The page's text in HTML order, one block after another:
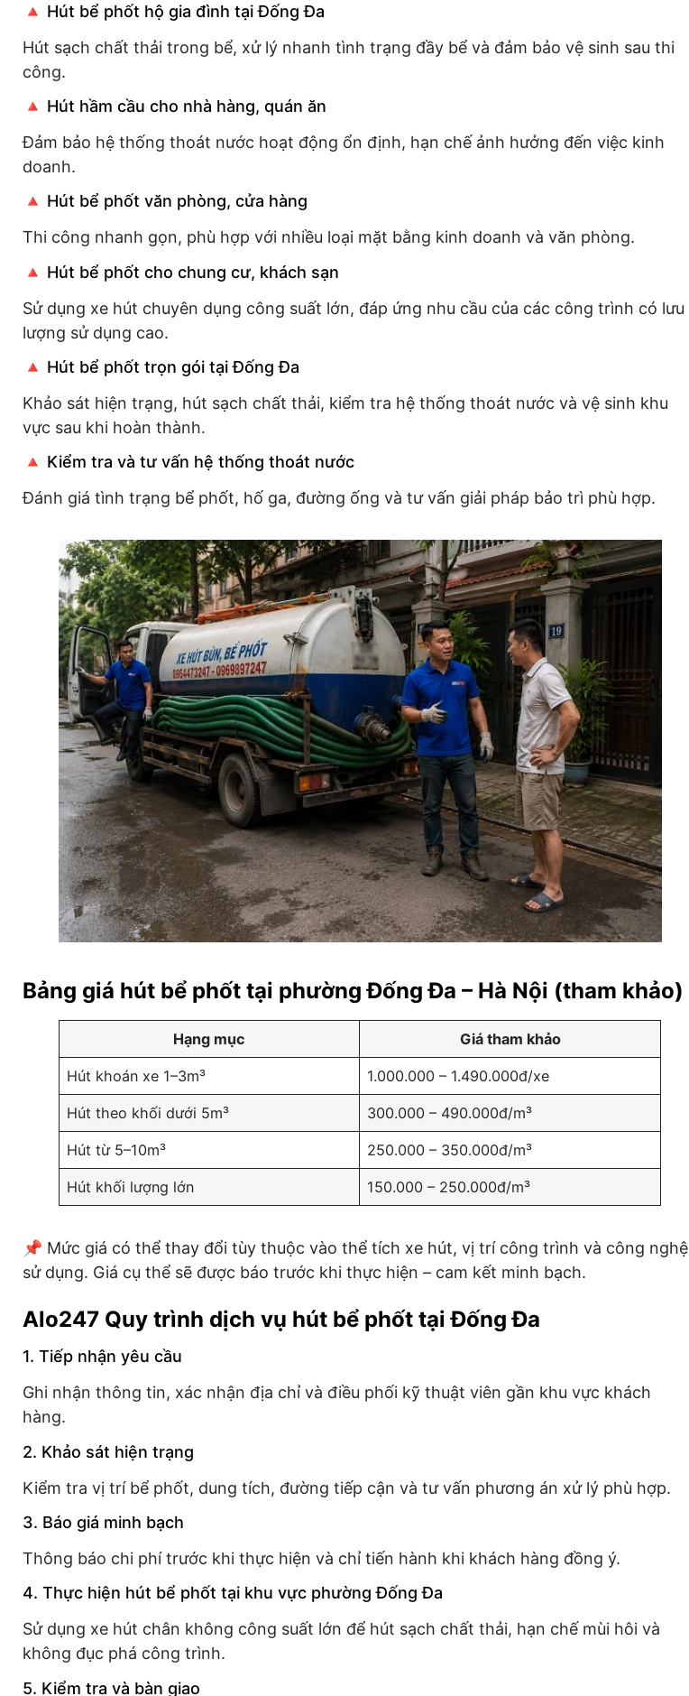
🔺 Hút bể phốt hộ gia đình tại Đống Đa
Hút sạch chất thải trong bể, xử lý nhanh tình trạng đầy bể và đảm bảo vệ sinh sau thi
công.
🔺 Hút hầm cầu cho nhà hàng, quán ăn
Đảm bảo hệ thống thoát nước hoạt động ổn định, hạn chế ảnh hưởng đến việc kinh
doanh.
🔺 Hút bể phốt văn phòng, cửa hàng
Thi công nhanh gọn, phù hợp với nhiều loại mặt bằng kinh doanh và văn phòng.
🔺 Hút bể phốt cho chung cư, khách sạn
Sử dụng xe hút chuyên dụng công suất lớn, đáp ứng nhu cầu của các công trình có lưu
lượng sử dụng cao.
🔺 Hút bể phốt trọn gói tại Đống Đa
Khảo sát hiện trạng, hút sạch chất thải, kiểm tra hệ thống thoát nước và vệ sinh khu
vực sau khi hoàn thành.
🔺 Kiểm tra và tư vấn hệ thống thoát nước
Đánh giá tình trạng bể phốt, hố ga, đường ống và tư vấn giải pháp bảo trì phù hợp.
Bảng giá hút bể phốt tại phường Đống Đa – Hà Nội (tham khảo)
Hạng mục Giá tham khảo
Hút khoán xe 1–3m³ 1.000.000 – 1.490.000đ/xe
Hút theo khối dưới 5m³ 300.000 – 490.000đ/m³
Hút từ 5–10m³ 250.000 – 350.000đ/m³
Hút khối lượng lớn 150.000 – 250.000đ/m³
📌 Mức giá có thể thay đổi tùy thuộc vào thể tích xe hút, vị trí công trình và công nghệ
sử dụng. Giá cụ thể sẽ được báo trước khi thực hiện – cam kết minh bạch.
Alo247 Quy trình dịch vụ hút bể phốt tại Đống Đa
1. Tiếp nhận yêu cầu
Ghi nhận thông tin, xác nhận địa chỉ và điều phối kỹ thuật viên gần khu vực khách
hàng.
2. Khảo sát hiện trạng
Kiểm tra vị trí bể phốt, dung tích, đường tiếp cận và tư vấn phương án xử lý phù hợp.
3. Báo giá minh bạch
Thông báo chi phí trước khi thực hiện và chỉ tiến hành khi khách hàng đồng ý.
4. Thực hiện hút bể phốt tại khu vực phường Đống Đa
Sử dụng xe hút chân không công suất lớn để hút sạch chất thải, hạn chế mùi hôi và
không đục phá công trình.
5. Kiểm tra và bàn giao